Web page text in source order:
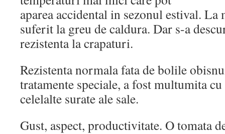
aparea accidental in sezonul estival. La
suferit la greu de caldura. Dar s-a
rezistenta la crapaturi.
Rezistenta normala fata de bolile
tratamente speciale, a fost multumita
celelalte surate ale sale.
Gust, aspect, productivitate. O tomata